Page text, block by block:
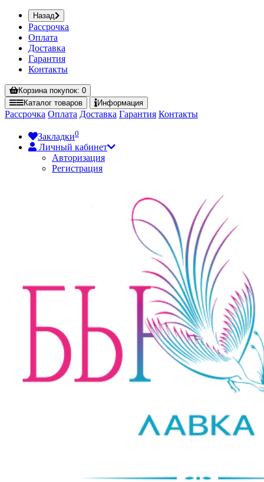
Назад
Рассрочка
Оплата
Доставка
Гарантия
Контакты
Корзинапокупок: 0
Каталог товаров Информация
Рассрочка Оплата Доставка Гарантия Контакты
Закладки0
Личный кабинет
Авторизация
Регистрация